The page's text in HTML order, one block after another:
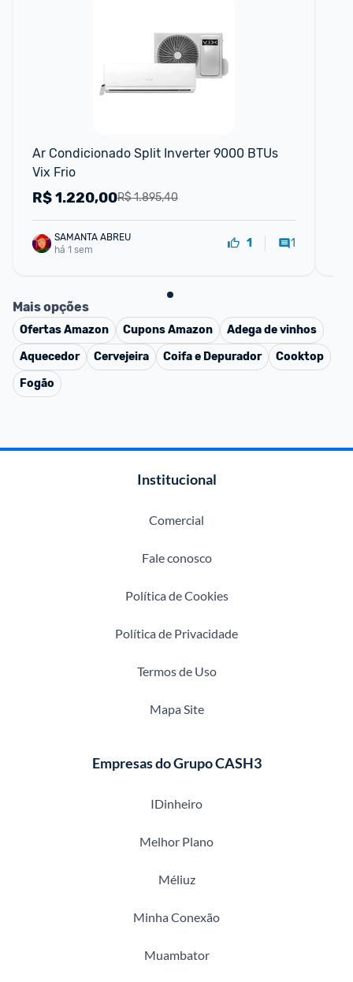
Ar Condicionado Split Inverter 9000 BTUs
Vix Frio
R$ 1.895,40
R$1.220,00
SAMANTA ABREU
há 1 sem
1 1
Mais opções
OfertasAmazon CuponsAmazon
Adega de vinhos
Aquecedor
Cervejeira Coifa e Depurador
Cooktop
Fogão
Institucional
Comercial
Fale conosco
Política de Cookies
Política de Privacidade
Termos de Uso
Mapa Site
Empresas do Grupo CASH3
IDinheiro
Melhor Plano
Méliuz
Minha Conexão
Muambator